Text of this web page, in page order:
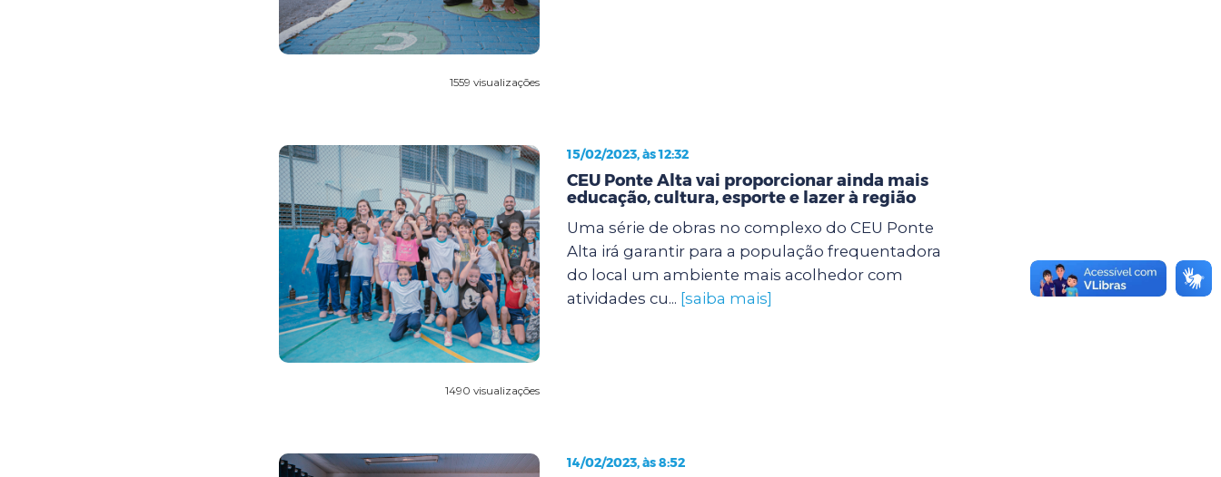
1559 visualizações
1490 visualizações
15/02/2023, às 12:32
CEU Ponte Alta vai proporcionar ainda mais
educação, cultura, esporte e lazer à região
Uma série de obras no complexo do CEU Ponte
Alta irá garantir para a população frequentadora
do local um ambiente mais acolhedor com
atividades cu... [saiba mais]
14/02/2023, às 8:52